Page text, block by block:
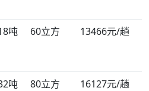
吨 60立方 13466元/趟
吨 80立方 16127元/趟